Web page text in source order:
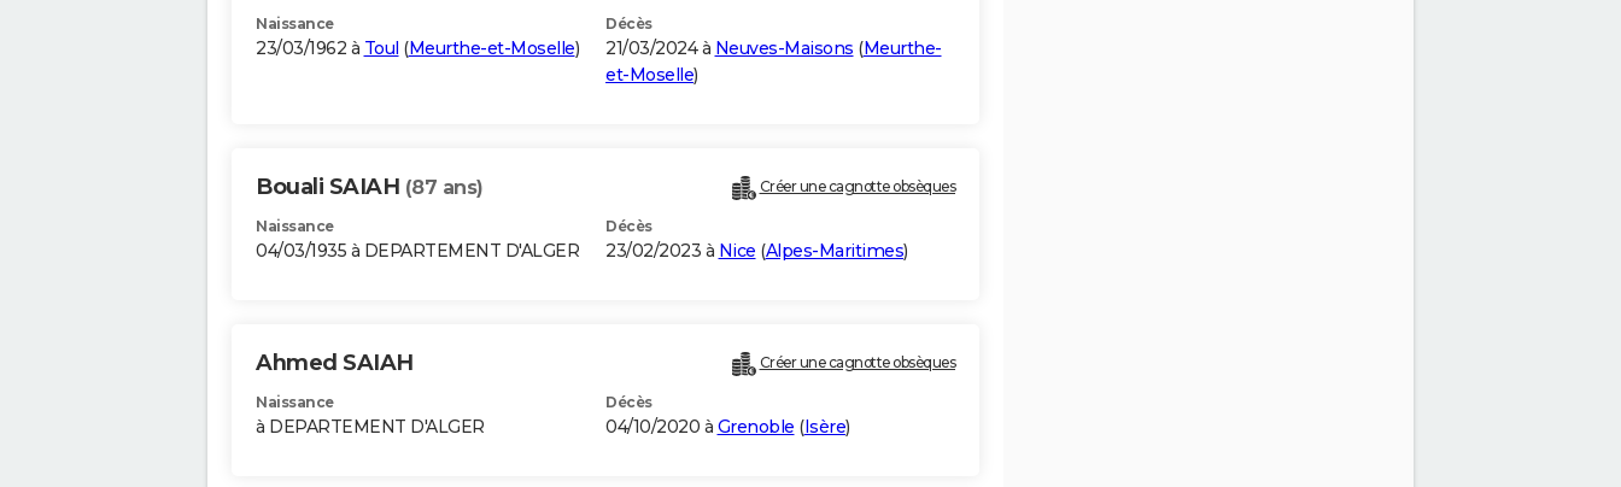
Naissance
23/03/1962 à Toul (Meurthe-et-Moselle)
Décès
21/03/2024 à Neuves-Maisons (Meurthe-
et-Moselle)
Bouali SAIAH (87 ans) Créer une cagnotte obsèques
Naissance
04/03/1935 à DEPARTEMENT D'ALGER
Décès
23/02/2023 à Nice (Alpes-Maritimes)
Ahmed SAIAH Créer une cagnotte obsèques
Naissance
à DEPARTEMENT D'ALGER
Décès
04/10/2020 à Grenoble (Isère)